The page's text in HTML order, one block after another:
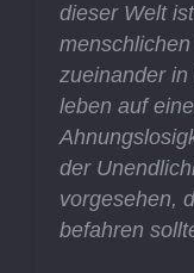
dieser Welt
zueinander
leben auf
der
vorgesehen,
befahren